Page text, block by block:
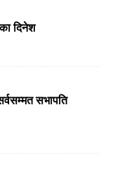
दिनेश
सभापति